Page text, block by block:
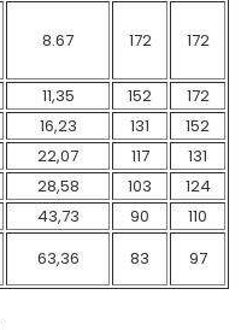
8.67 172 172
11,35 152
172
16,23 131
152
22,07 117
131
28,58 103
124
43,73 90
110
63,36 83 97